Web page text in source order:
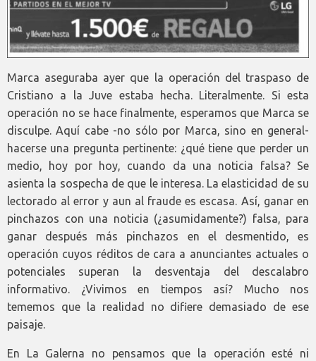
Marca aseguraba ayer que la operación del traspaso de
Cristiano a la Juve estaba hecha. Literalmente. Si esta
operación no se hace finalmente, esperamos que Marca se
disculpe. Aquí cabe -no sólo por Marca, sino en general-
hacerse una pregunta pertinente: ¿qué tiene que perder un
medio, hoy por hoy, cuando da una noticia falsa? Se
asienta la sospecha de que le interesa. La elasticidad de su
lectorado al error y aun al fraude es escasa. Así, ganar en
pinchazos con una noticia (¿asumidamente?) falsa, para
ganar después más pinchazos en el desmentido, es
operación cuyos réditos de cara a anunciantes actuales o
potenciales superan la desventaja del descalabro
informativo. ¿Vivimos en tiempos así? Mucho nos
tememos que la realidad no difiere demasiado de ese
paisaje.
En La Galerna no pensamos que la operación esté ni